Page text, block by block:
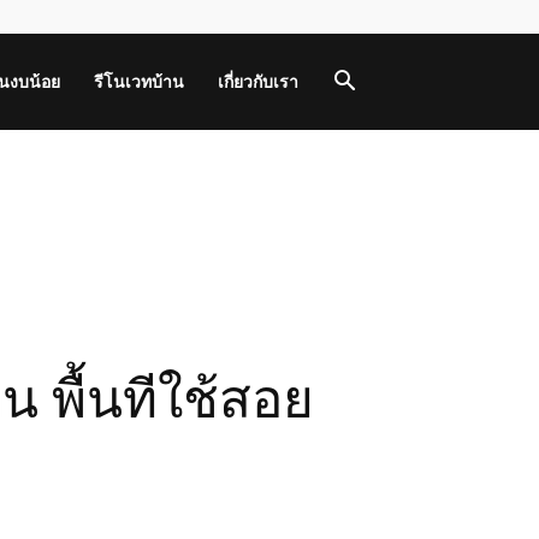
งบน้อย รีโนเวทบ้าน เกี่ยวกับเรา
พื้นทีใช้สอย